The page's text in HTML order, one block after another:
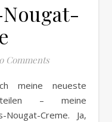
Comments
teilen – meine
Creme. Ja,